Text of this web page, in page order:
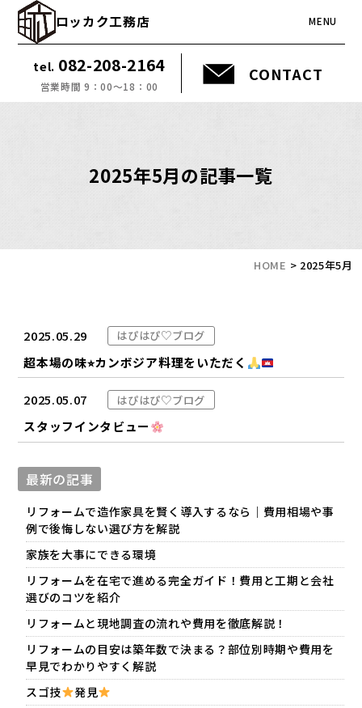
ロッカク工務店 MENU
tel. 082-208-2164
営業時間 9：00～18：00
CONTACT
2025年5月の記事一覧
HOME > 2025年5月
2025.05.29 はぴはぴ♡ブログ
超本場の味⭐︎カンボジア料理をいただく
2025.05.07 はぴはぴ♡ブログ
スタッフインタビュー
最新の記事
リフォームで造作家具を賢く導入するなら｜費用相場や事
例で後悔しない選び方を解説
家族を大事にできる環境
リフォームを在宅で進める完全ガイド！費用と工期と会社
選びのコツを紹介
リフォームと現地調査の流れや費用を徹底解説！
リフォームの目安は築年数で決まる？部位別時期や費用を
早見でわかりやすく解説
スゴ技
発見